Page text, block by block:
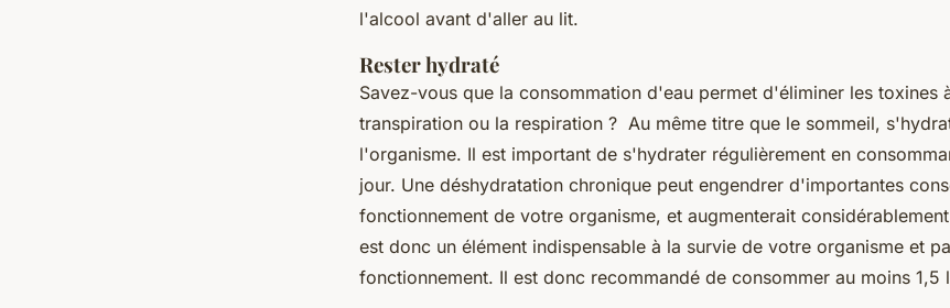
l'alcool avant d'aller au lit.
Rester hydraté
Savez-vous que la consommation d'eau permet d'éliminer les toxines
transpiration ou la respiration ? Au même titre que le sommeil,
l'organisme. Il est important de s'hydrater régulièrement en
jour. Une déshydratation chronique peut engendrer d'importantes
fonctionnement de votre organisme, et augmenterait
est donc un élément indispensable à la survie de votre organisme et
fonctionnement. Il est donc recommandé de consommer au moins 1,5